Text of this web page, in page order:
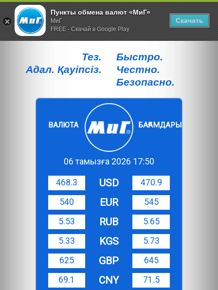
Тез.
Адал. Қауiпсiз.
Быстро.
Честно.
Безопасно.
ВАЛЮТА БАҒАМДАРЫ
06 тамызға 2026 17:50
468.3 USD
470.9
540
EUR
545
5.53
RUB
5.65
5.33
KGS
5.73
625
GBP
645
69.1
CNY
71.5
Пункты обмена валют «МиГ»
МиГ
FREE - Скачай в Google Play
Скачать